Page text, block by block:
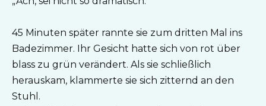
45 Minuten später rannte sie zum dritten Mal ins
Badezimmer. Ihr Gesicht hatte sich von rot über
blass zu grün verändert. Als sie schließlich
herauskam, klammerte sie sich zitternd an den
Stuhl.